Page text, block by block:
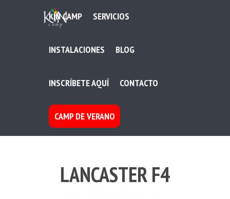
KIN CAMP SERVICIOS
INSTALACIONES BLOG
INSCRÍBETE AQUÍ CONTACTO
CAMP DE VERANO
LANCASTER F4